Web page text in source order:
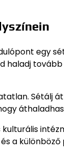
egy
Sétálj
kulturális
a